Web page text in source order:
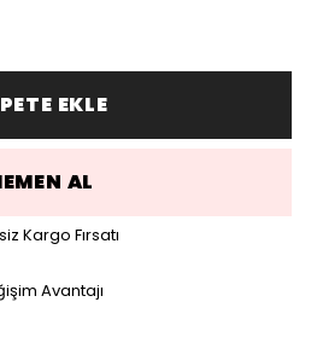
EKLE
AL
Kargo Fırsatı
Avantajı